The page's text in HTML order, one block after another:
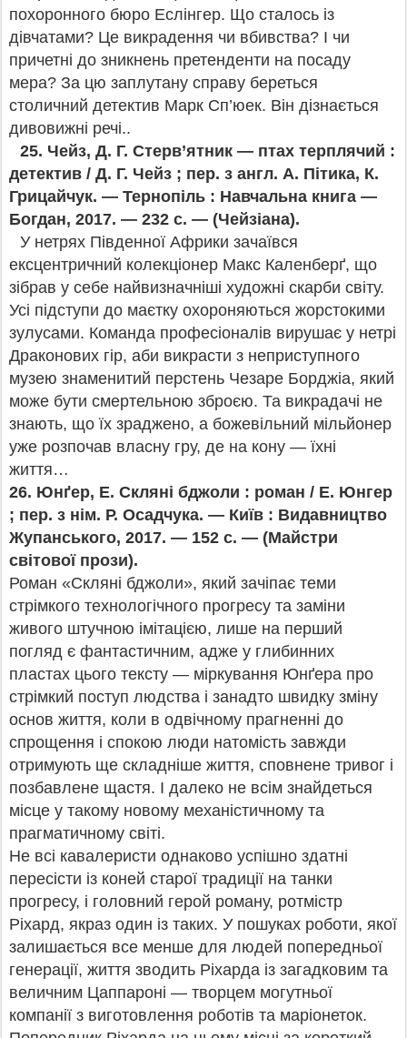
похоронного бюро Еслінгер. Що сталось із
дівчатами? Це викрадення чи вбивства? І чи
причетні до зникнень претенденти на посаду
мера? За цю заплутану справу береться
столичний детектив Марк Сп’юек. Він дізнається
дивовижні речі..
25. Чейз, Д. Г. Стерв’ятник — птах терплячий :
детектив / Д. Г. Чейз ; пер. з англ. А. Пітика, К.
Грицайчук. — Тернопіль : Навчальна книга —
Богдан, 2017. — 232 с. — (Чейзіана).
У нетрях Південної Африки зачаївся
ексцентричний колекціонер Макс Каленберґ, що
зібрав у себе найвизначніші художні скарби світу.
Усі підступи до маєтку охороняються жорстокими
зулусами. Команда професіоналів вирушає у нетрі
Драконових гір, аби викрасти з неприступного
музею знаменитий перстень Чезаре Борджіа, який
може бути смертельною зброєю. Та викрадачі не
знають, що їх зраджено, а божевільний мільйонер
уже розпочав власну гру, де на кону — їхні
життя…
26. Юнґер, Е. Скляні бджоли : роман / Е. Юнгер
; пер. з нім. Р. Осадчука. — Київ : Видавництво
Жупанського, 2017. — 152 с. — (Майстри
світової прози).
Роман «Скляні бджоли», який зачіпає теми
стрімкого технологічного прогресу та заміни
живого штучною імітацією, лише на перший
погляд є фантастичним, адже у глибинних
пластах цього тексту — міркування Юнґера про
стрімкий поступ людства і занадто швидку зміну
основ життя, коли в одвічному прагненні до
спрощення і спокою люди натомість завжди
отримують ще складніше життя, сповнене тривог і
позбавлене щастя. І далеко не всім знайдеться
місце у такому новому механістичному та
прагматичному світі.
Не всі кавалеристи однаково успішно здатні
пересісти із коней старої традиції на танки
прогресу, і головний герой роману, ротмістр
Ріхард, якраз один із таких. У пошуках роботи, якої
залишається все менше для людей попередньої
генерації, життя зводить Ріхарда із загадковим та
величним Цаппароні — творцем могутньої
компанії з виготовлення роботів та маріонеток.